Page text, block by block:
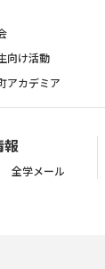
向け活動
アカデミア
報
全学メール